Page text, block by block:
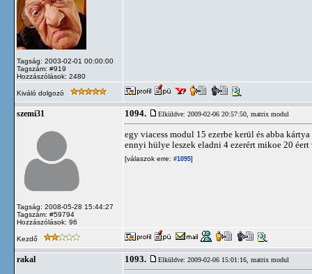
Tagság: 2003-02-01 00:00:00
Tagszám: #919
Hozzászólások: 2480
Kiváló dolgozó
szemi31
Tagság: 2008-05-28 15:44:27
Tagszám: #59794
Hozzászólások: 96
1094. Elküldve: 2009-02-06 20:57:50, matrix modul
egy viacess modul 15 ezerbe kerül és abba
ennyi hülye leszek eladni 4 ezerért mikoe 20 éert
[válaszok erre: #1095]
Kezdő
rakal 1093. Elküldve: 2009-02-06 15:01:16, matrix modul